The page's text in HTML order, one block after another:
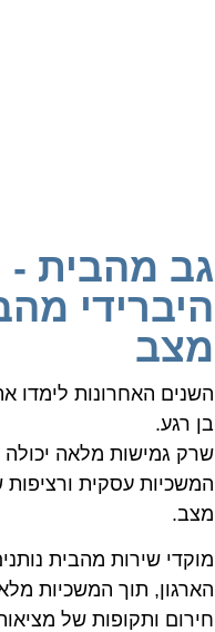
גב מהבית -
היברידי
מצב
השנים האחרונות לימדו
בן רגע.
שרק גמישות מלאה
המשכיות עסקית
מצב.
מוקדי שירות מהבית
הארגון, תוך המשכיות
חירום ותקופות של